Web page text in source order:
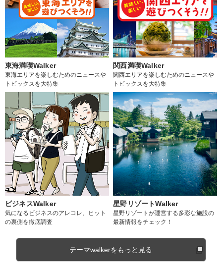
東海満喫Walker
東海エリアを楽しむためのニュースや
トピックスを大特集
関西満喫Walker
関西エリアを楽しむためのニュースや
トピックスを大特集
ビジネスWalker
気になるビジネスのアレコレ、ヒット
の裏側を徹底調査
星野リゾートWalker
星野リゾートが運営する多彩な施設の
最新情報をチェック！
テーマwalkerをもっと見る